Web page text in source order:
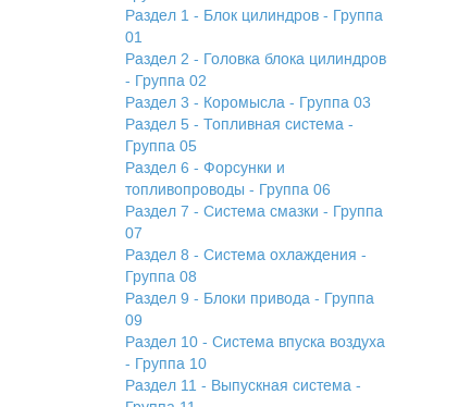
Раздел 1 - Блок цилиндров - Группа
01
Раздел 2 - Головка блока цилиндров
- Группа 02
Раздел 3 - Коромысла - Группа 03
Раздел 5 - Топливная система -
Группа 05
Раздел 6 - Форсунки и
топливопроводы - Группа 06
Раздел 7 - Система смазки - Группа
07
Раздел 8 - Система охлаждения -
Группа 08
Раздел 9 - Блоки привода - Группа
09
Раздел 10 - Система впуска воздуха
- Группа 10
Раздел 11 - Выпускная система -